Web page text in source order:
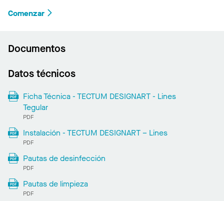
Comenzar
Documentos
Datos técnicos
Ficha Técnica - TECTUM DESIGNART - Lines
Tegular
PDF
Instalación - TECTUM DESIGNART – Lines
PDF
Pautas de desinfección
PDF
Pautas de limpieza
PDF